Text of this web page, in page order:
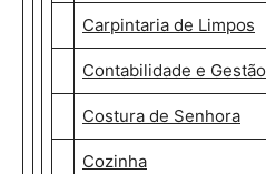
Carpintaria de Limpos
Contabilidade e Gestão
Costura de Senhora
Cozinha